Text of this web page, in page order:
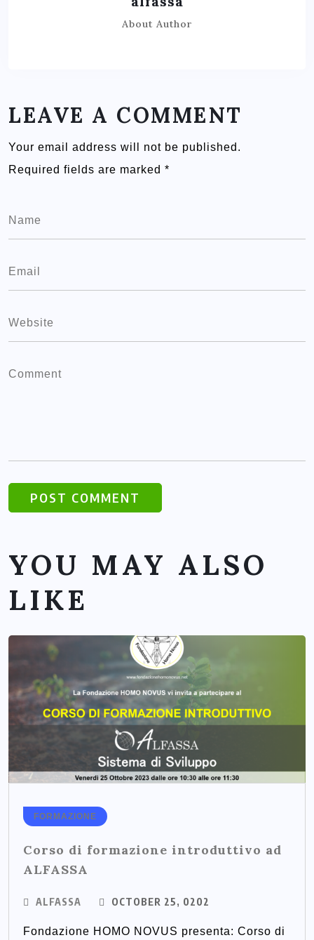
About Author
LEAVE A COMMENT
Your email address will not be published.
Required fields are marked *
YOU MAY ALSO
LIKE
FORMAZIONE
Corso di formazione introduttivo ad
ALFASSA
ALFASSA OCTOBER 25, 0202
Fondazione HOMO NOVUS presenta: Corso di